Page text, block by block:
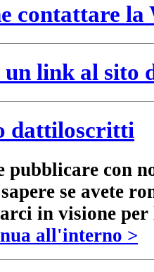
contattare
un link al sito
dattiloscritti
pubblicare con
se avete
in visione
all'interno >